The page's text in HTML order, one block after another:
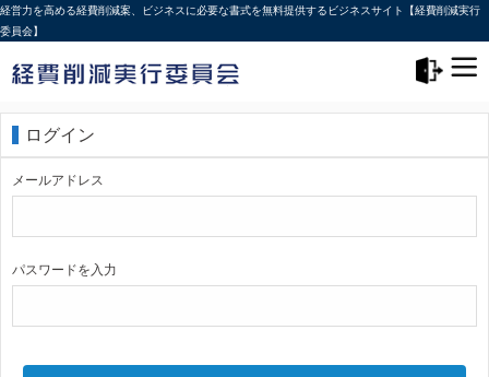
経営力を高める経費削減案、ビジネスに必要な書式を無料提供するビジネスサイト【経費削減実行
委員会】
ログイン
メールアドレス
パスワードを入力